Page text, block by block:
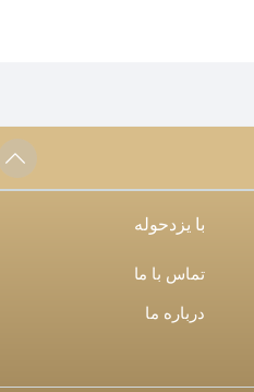
با یزدحوله
تماس با ما
درباره ما